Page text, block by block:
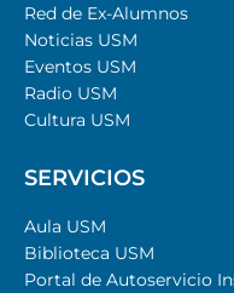
Red de Ex-Alumnos
Noticias USM
Eventos USM
Radio USM
Cultura USM
SERVICIOS
Aula USM
Biblioteca USM
Portal de Autoservicio